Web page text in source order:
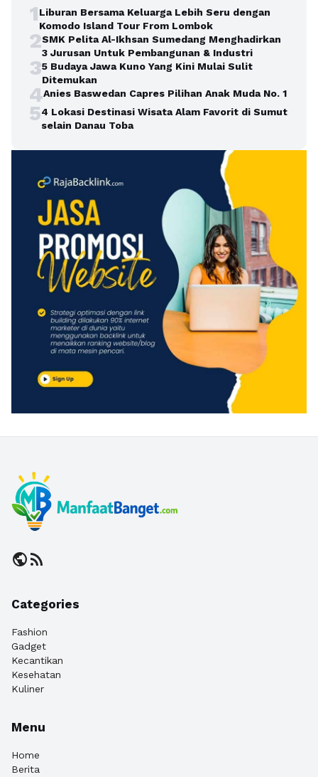
1Liburan Bersama Keluarga Lebih Seru dengan
Komodo Island Tour From Lombok
2SMK Pelita Al-Ikhsan Sumedang Menghadirkan
3 Jurusan Untuk Pembangunan & Industri
35 Budaya Jawa Kuno Yang Kini Mulai Sulit
Ditemukan
4Anies Baswedan Capres Pilihan Anak Muda No. 1
54 Lokasi Destinasi Wisata Alam Favorit di Sumut
selain Danau Toba
publicrss_feed
Categories
Fashion
Gadget
Kecantikan
Kesehatan
Kuliner
Menu
Home
Berita